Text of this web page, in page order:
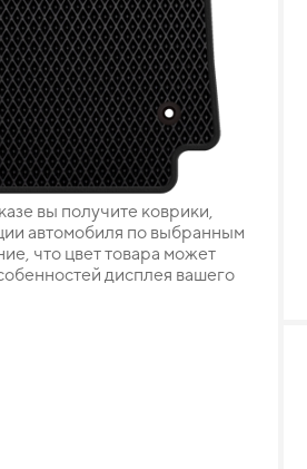
вы получите коврики,
автомобиля по выбранным
что цвет товара может
дисплея вашего